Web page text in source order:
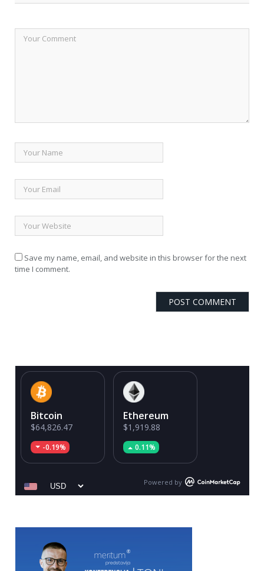
Save my name, email, and website in this browser for the next
time I comment.
Bitcoin
$64,826.47
-0.19%
Ethereum
$1,919.88
0.11%
Powered by